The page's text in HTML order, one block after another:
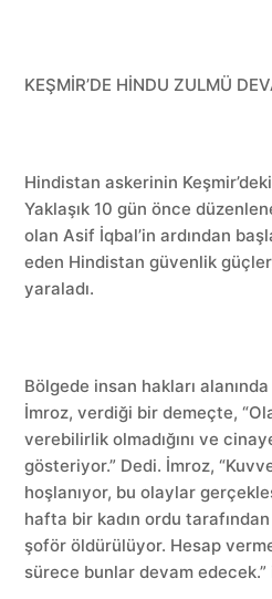
KEŞMİR’DE HİNDU ZULMÜ
Hindistan askerinin
Yaklaşık 10 gün önce
olan Asif İqbal’in ardından
eden Hindistan güvenlik
yaraladı.
Bölgede insan hakları
İmroz, verdiği bir demeçte,
verebilirlik olmadığını ve
gösteriyor.” Dedi. İmroz,
hoşlanıyor, bu olaylar
hafta bir kadın ordu
şoför öldürülüyor. Hesap
sürece bunlar devam